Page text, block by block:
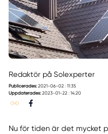
Redaktör på Solexperter
Publicerades: 2021-06-02 : 11:35
Uppdaterades: 2023-01-22 : 14:20
Nu för tiden är det mycket